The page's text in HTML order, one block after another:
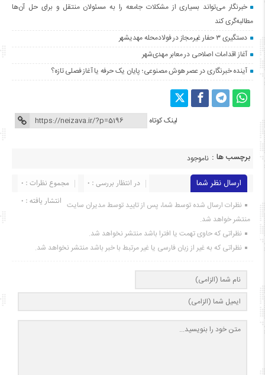
خبرنگار می‌تواند بسیاری از مشکلات جامعه را به مسئولان منتقل و برای حل آن‌ها
مطالبه‌گری کند
دستگیری ۳ حفار غیرمجاز در فولادمحله مهدیشهر
آغاز اقدامات اصلاحی در معابر مهدی‌شهر
آینده خبرنگاری در عصر هوش مصنوعی؛ پایان یک حرفه یا آغاز فصلی تازه؟
لینک کوتاه
برچسب ها : ناموجود
ارسال نظر شما مجموع نظرات : 0
در انتظار بررسی : 0
انتشار یافته : ۰ نظرات ارسال شده توسط شما، پس از تایید توسط مدیران سایت
منتشر خواهد شد.
نظراتی که حاوی تهمت یا افترا باشد منتشر نخواهد شد.
نظراتی که به غیر از زبان فارسی یا غیر مرتبط با خبر باشد منتشر نخواهد شد.